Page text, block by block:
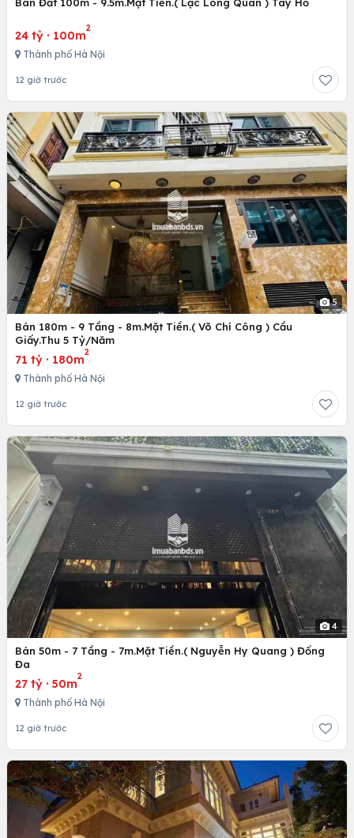
24 tỷ · 100m
2
Thành phố Hà Nội
12 giờ trước
5
Bán 180m - 9 Tầng - 8m.Mặt Tiền.( Võ Chí Công ) Cầu
Giấy.Thu 5 Tỷ/Năm
71 tỷ · 180m
2
Thành phố Hà Nội
12 giờ trước
4
Bán 50m - 7 Tầng - 7m.Mặt Tiền.( Nguyễn Hy Quang ) Đống
Đa
27 tỷ · 50m
2
Thành phố Hà Nội
12 giờ trước